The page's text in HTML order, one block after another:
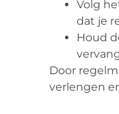
Volg
dat je
Houd
Door
verlengen